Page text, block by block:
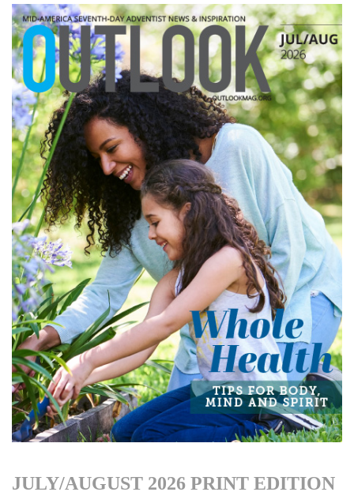
JULY/AUGUST 2026 PRINT EDITION